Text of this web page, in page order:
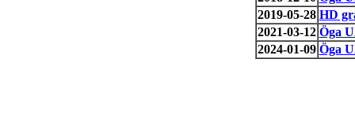
2019-05-28 HD
2021-03-12 Öga
2024-01-09 Öga